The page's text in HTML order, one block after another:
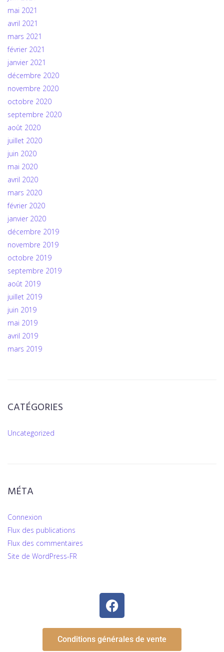
mai 2021
avril 2021
mars 2021
février 2021
janvier 2021
décembre 2020
novembre 2020
octobre 2020
septembre 2020
août 2020
juillet 2020
juin 2020
mai 2020
avril 2020
mars 2020
février 2020
janvier 2020
décembre 2019
novembre 2019
octobre 2019
septembre 2019
août 2019
juillet 2019
juin 2019
mai 2019
avril 2019
mars 2019
CATÉGORIES
Uncategorized
MÉTA
Connexion
Flux des publications
Flux des commentaires
Site de WordPress-FR
Conditions générales de vente